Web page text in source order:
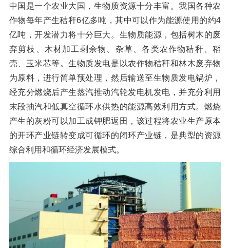
圆锥破碎机 立轴冲击式破碎机
重型锤式破碎机 移动式破碎站
RDF成型机 生物质颗粒机
液压打包机
成套机组
封闭式破碎系统
橡胶破胶机组
分选分离设备
风选机 滚筒筛
脉冲除尘器 轮胎抽丝机
联系我们
中国是一个农业大国，生物质资源十分丰富。我国各种农
作物每年产生秸秆6亿多吨，其中可以作为能源使用的约4
亿吨，开发潜力将十分巨大。生物质能源，包括树木的废
弃剪枝、木材加工剩余物、杂草、各类农作物秸秆、稻
壳、玉米芯等。生物质发电是以农作物秸秆和林木废弃物
为原料，进行简单预处理，然后输送至生物质发电锅炉，
经充分燃烧后产生蒸汽推动汽轮发电机发电，并充分利用
末段抽汽和低真空循环水供热的能源高效利用方式。燃烧
产生的灰粉可以加工成钾肥返田，该过程将农业生产原本
的开环产业链转变成可循环的闭环产业链，是典型的资源
综合利用和循环经济发展模式。